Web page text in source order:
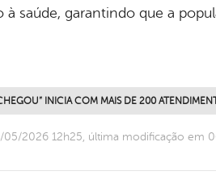
à saúde, garantindo que a
INICIA COM MAIS DE 200
2026 12h25, última modificação em